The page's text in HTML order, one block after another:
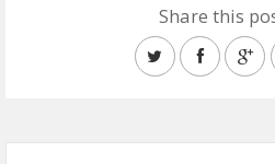
Share this